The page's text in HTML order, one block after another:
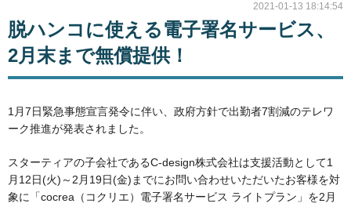
2021-01-13 18:14:54
脱ハンコに使える電子署名サービス、
2月末まで無償提供！
1月7日緊急事態宣言発令に伴い、政府方針で出勤者7割減のテレワ
ーク推進が発表されました。
スターティアの子会社であるC-design株式会社は支援活動として1
月12日(火)～2月19日(金)までにお問い合わせいただいたお客様を対
象に「cocrea（コクリエ）電子署名サービス ライトプラン」を2月